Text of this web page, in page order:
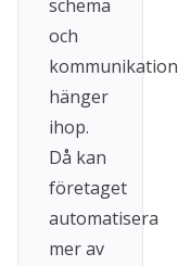
schema
och
kommunikation
hänger
ihop.
Då kan
företaget
automatisera
mer av